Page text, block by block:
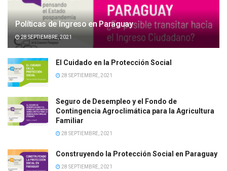
Políticas de Ingreso en Paraguay
28 SEPTIEMBRE, 2021
El Cuidado en la Protección Social
28 SEPTIEMBRE, 2021
Seguro de Desempleo y el Fondo de
Contingencia Agroclimática para la Agricultura
Familiar
28 SEPTIEMBRE, 2021
Construyendo la Protección Social en Paraguay
28 SEPTIEMBRE, 2021